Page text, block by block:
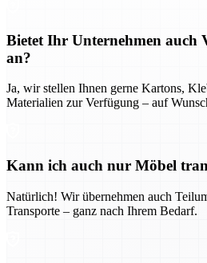
Bietet Ihr Unternehmen auch
an?
Ja, wir stellen Ihnen gerne Kartons,
Materialien zur Verfügung – auf
Kann ich auch nur Möbel
Natürlich! Wir übernehmen auch
Transporte – ganz nach Ihrem Bedarf.